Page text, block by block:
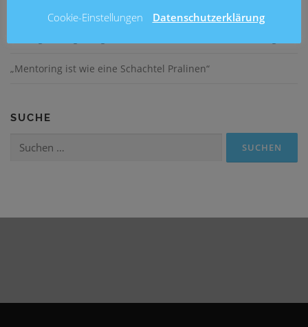
„Mentoring ist wie eine Schachtel Pralinen“
SUCHE
Suchen
Cookie-Einstellungen Datenschutzerklärung